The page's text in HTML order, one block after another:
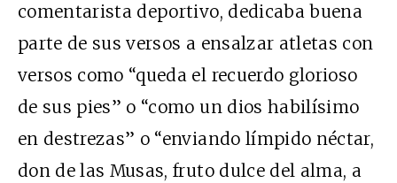
comentarista deportivo, dedicaba buena
parte de sus versos a ensalzar atletas con
versos como “queda el recuerdo glorioso
de sus pies” o “como un dios habilísimo
en destrezas” o “enviando límpido néctar,
don de las Musas, fruto dulce del alma, a